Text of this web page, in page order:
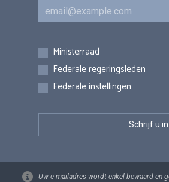
E-mail
Inschrijvingen
Ministerraad
Federale regeringsleden
Federale instellingen
Uw e-mailadres wordt enkel bewaard en